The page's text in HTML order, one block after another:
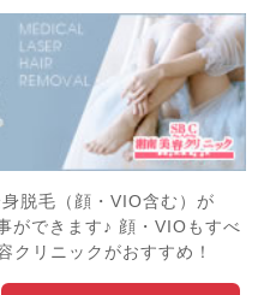
脱毛（顔・VIO含む）が
ができます♪ 顔・VIOもすべ
クリニックがおすすめ！